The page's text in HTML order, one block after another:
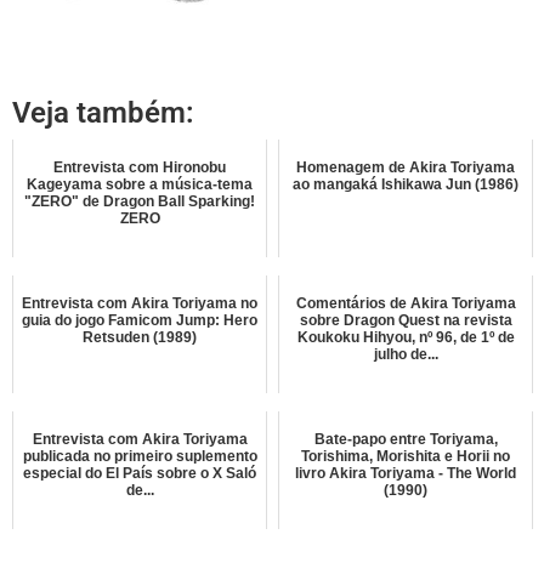
Veja também:
Entrevista com Hironobu
Kageyama sobre a música-tema
"ZERO" de Dragon Ball Sparking!
ZERO
Homenagem de Akira Toriyama
ao mangaká Ishikawa Jun (1986)
Entrevista com Akira Toriyama no
guia do jogo Famicom Jump: Hero
Retsuden (1989)
Comentários de Akira Toriyama
sobre Dragon Quest na revista
Koukoku Hihyou, nº 96, de 1º de
julho de...
Entrevista com Akira Toriyama
publicada no primeiro suplemento
especial do El País sobre o X Saló
de...
Bate-papo entre Toriyama,
Torishima, Morishita e Horii no
livro Akira Toriyama - The World
(1990)